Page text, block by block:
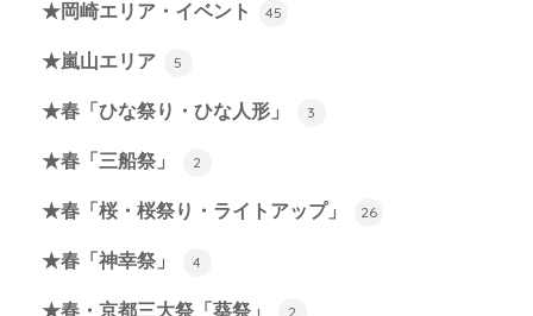
★岡崎エリア・イベント 45
★嵐山エリア 5
★春「ひな祭り・ひな人形」 3
★春「三船祭」 2
★春「桜・桜祭り・ライトアップ」 26
★春「神幸祭」 4
★春・京都三大祭「葵祭」 2